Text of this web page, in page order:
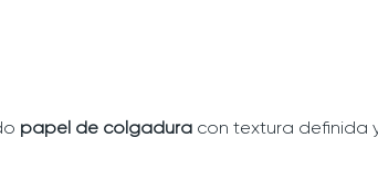
papel de colgadura con textura definida